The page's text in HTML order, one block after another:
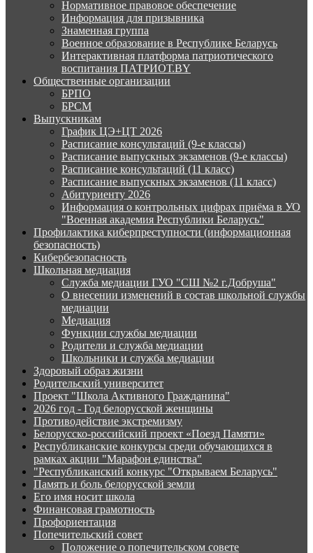
Нормативное правовое обеспечение
Информация для призывника
Знаменная группа
Военное образование в Республике Беларусь
Интерактивная платформа патриотического
воспитания ПАТРИОТ.BY
Общественные организации
БРПО
БРСМ
Выпускникам
График ЦЭ+ЦТ 2026
Расписание консультаций (9-е классы)
Расписание выпускных экзаменов (9-е классы)
Расписание консультаций (11 класс)
Расписание выпускных экзаменов (11 класс)
Абитуриенту 2026
Информация о контрольных цифрах приёма в УО
"Военная академия Республики Беларусь"
Профилактика киберпреступности (информационная
безопасность)
Кибербезопасность
Школьная медиация
Служба медиации ГУО "СШ №2 г.Добруша"
О внесении изменений в состав школьной службы
медиации
Медиация
Функции службы медиации
Родители и служба медиации
Школьники и служба медиации
Здоровый образ жизни
Родительский университет
Проект "Школа Активного Гражданина"
2026 год - Год белорусской женщины
Противодействие экстремизму
Белорусско-российский проект «Поезд Памяти»
Республиканские конкурсы среди обучающихся в
рамках акции "Марафон единства"
"Республиканский конкурс "Открываем Беларусь"
Память и боль белорусской земли
Его имя носит школа
Финансовая грамотность
Профориентация
Попечительский совет
Положение о попечительском совете